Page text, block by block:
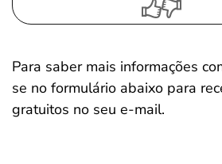
Para saber mais informações
se no formulário abaixo para
gratuitos no seu e-mail.